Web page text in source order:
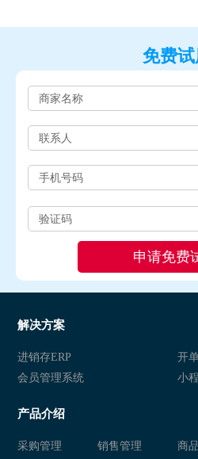
免费试
解决方案
进销存ERP
开
会员管理系统
小
产品介绍
采购管理 销售管理 商